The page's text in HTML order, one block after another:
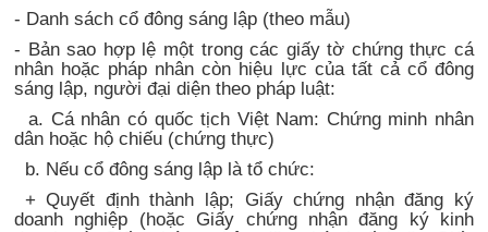
- Danh sách cổ đông sáng lập (theo mẫu)
- Bản sao hợp lệ một trong các giấy tờ chứng thực cá
nhân hoặc pháp nhân còn hiệu lực của tất cả cổ đông
sáng lập, người đại diện theo pháp luật:
a. Cá nhân có quốc tịch Việt Nam: Chứng minh nhân
dân hoặc hộ chiếu (chứng thực)
b. Nếu cổ đông sáng lập là tổ chức:
+ Quyết định thành lập; Giấy chứng nhận đăng ký
doanh nghiệp (hoặc Giấy chứng nhận đăng ký kinh